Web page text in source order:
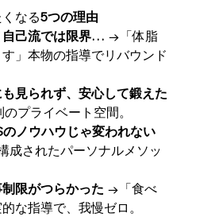
なる5つの理由
自己流では限界… →「体脂
」本物の指導でリバウンド
見られず、安心して鍛えた
プライベート空間。
のノウハウじゃ変われない
成されたパーソナルメソッ
限がつらかった →「食べ
な指導で、我慢ゼロ。